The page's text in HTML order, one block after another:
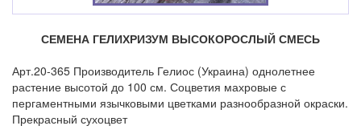
СЕМЕНА ГЕЛИХРИЗУМ ВЫСОКОРОСЛЫЙ СМЕСЬ
Арт.20-365 Производитель Гелиос (Украина) однолетнее
растение высотой до 100 см. Соцветия махровые с
пергаментными язычковыми цветками разнообразной окраски.
Прекрасный сухоцвет